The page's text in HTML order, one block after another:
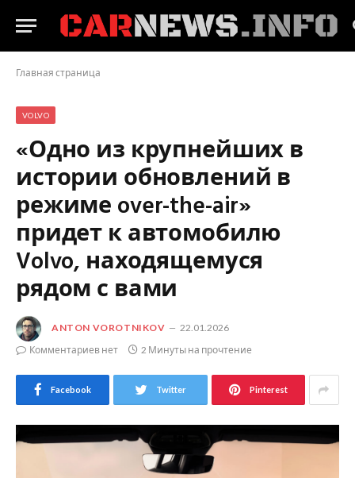
Главная страница
VOLVO
«Одно из крупнейших в
истории обновлений в
режиме over-the-air»
придет к автомобилю
Volvo, находящемуся
рядом с вами
ANTON VOROTNIKOV
22.01.2026
Комментариев нет
2 Минуты на прочтение
Facebook Twitter Pinterest